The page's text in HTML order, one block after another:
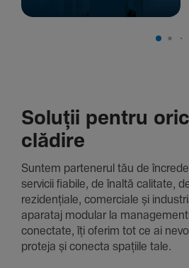
Soluții pentru
clădire
Suntem parte­nerul tău de
servicii fiabile, de înaltă cali­tate,
rezi­den­țiale, comer­ciale și
aparataj modular la
conec­tate, îți oferim tot ce ai
proteja și conecta spațiile tale.